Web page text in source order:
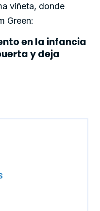
viñeta, donde
Green:
en la infancia
y deja